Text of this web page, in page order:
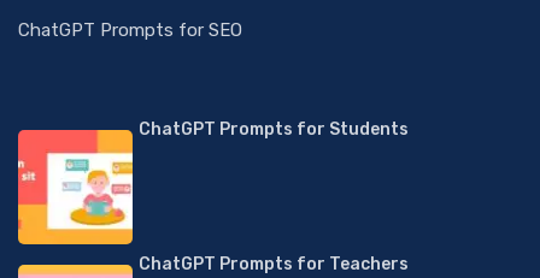
ChatGPT Prompts for SEO
ChatGPT Prompts for Students
ChatGPT Prompts for Teachers